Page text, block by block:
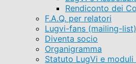
Rendiconto dei
F.A.Q. per relatori
Lugvi-fans (mailing-list)
Diventa socio
Organigramma
Statuto LugVi e moduli